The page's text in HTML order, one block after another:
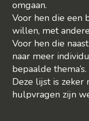
omgaan.
Voor hen die een
willen, met
Voor hen die
naar meer
bepaalde thema’s.
Deze lijst is zeker
hulpvragen zijn